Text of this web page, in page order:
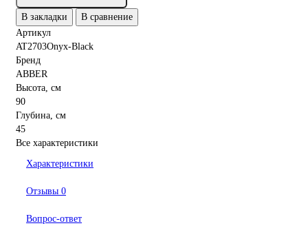
В закладки
В сравнение
Артикул
AT2703Onyx-Black
Бренд
ABBER
Высота, см
90
Глубина, см
45
Все характеристики
Характеристики
Отзывы 0
Вопрос-ответ